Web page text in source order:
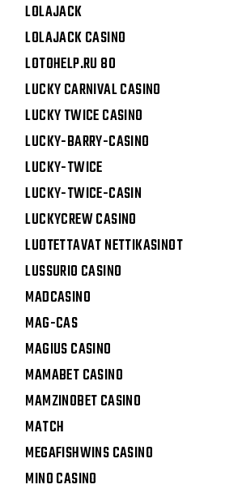
LOLAJACK
LOLAJACK CASINO
LOTOHELP.RU 80
LUCKY CARNIVAL CASINO
LUCKY TWICE CASINO
LUCKY-BARRY-CASINO
LUCKY-TWICE
LUCKY-TWICE-CASIN
LUCKYCREW CASINO
LUOTETTAVAT NETTIKASINOT
LUSSURIO CASINO
MADCASINO
MAG-CAS
MAGIUS CASINO
MAMABET CASINO
MAMZINOBET CASINO
MATCH
MEGAFISHWINS CASINO
MINO CASINO